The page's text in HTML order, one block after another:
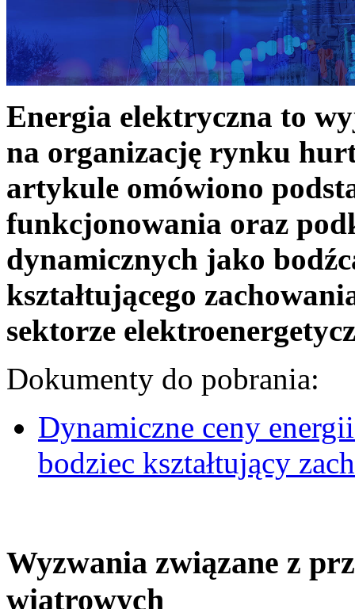
Energia elektryczna to
na organizację rynku
artykule omówiono
funkcjonowania oraz
dynamicznych jako
kształtującego
sektorze
Dokumenty do pobrania:
Dynamiczne ceny
bodziec kształtujący
Wyzwania związane z
wiatrowych